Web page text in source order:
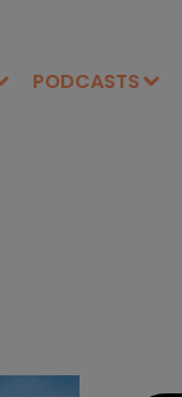
PODCASTS